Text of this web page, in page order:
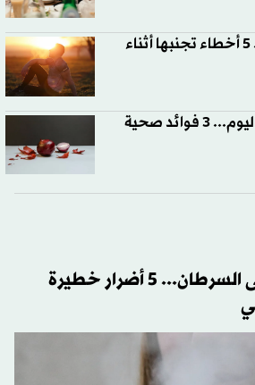
موجات الحر والرياضة... 5 أخطاء تجنبها أثناء
لا ترمِ قشور البصل بعد اليوم... 3 فوائد صحية
من تلف الرئتين إلى السرطان... 5 أضرار خطيرة